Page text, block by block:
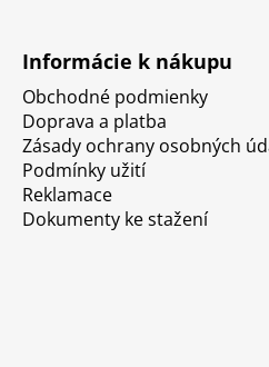
Informácie k nákupu
Obchodné podmienky
Doprava a platba
Zásady ochrany osobných
Podmínky užití
Reklamace
Dokumenty ke stažení